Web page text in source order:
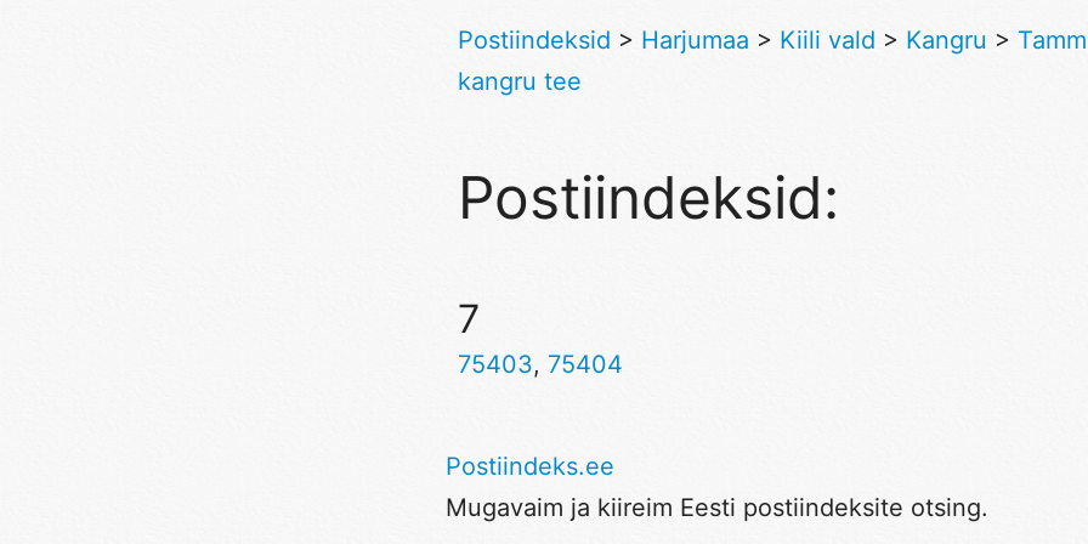
Postiindeksid > Harjumaa > Kiili vald > Kangru >
kangru tee
Postiindeksid:
7
75403, 75404
Postiindeks.ee
Mugavaim ja kiireim Eesti postiindeksite otsing.